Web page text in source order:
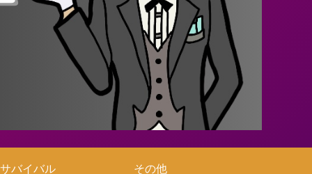
サバイバル その他